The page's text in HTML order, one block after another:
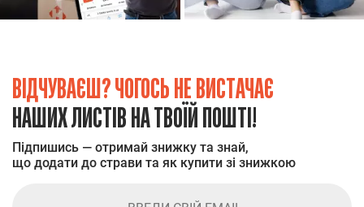
ВІДЧУВАЄШ? ЧОГОСЬ НЕ ВИСТАЧАЄ
НАШИХ ЛИСТІВ НА ТВОЇЙ ПОШТІ!
Підпишись — отримай знижку та знай,
що додати до страви та як купити зі знижкою